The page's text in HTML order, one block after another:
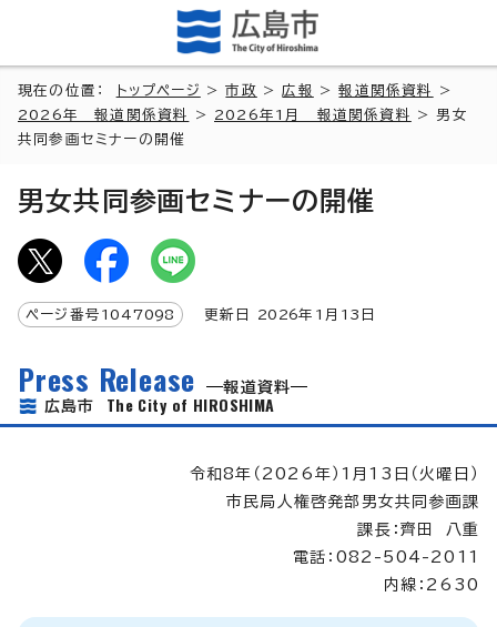
現在の位置： トップページ >市政 >広報 >報道関係資料
>
2026年 報道関係資料
> 2026年1月 報道関係資料
> 男女
共同参画セミナーの開催
男女共同参画セミナーの開催
ページ番号 1047098 更新日 2026年1月 13 日
Press Release
報道資料
広島市 The City of HIROSHIMA
令和8年（2026年）1月13日（火曜日）
市民局人権啓発部男女共同参画課
課長：齊田 八重
電話：082-504-2011
内線：2630